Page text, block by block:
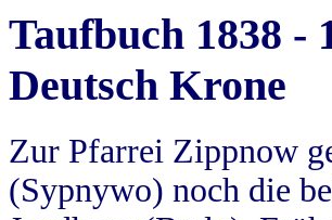
Taufbuch 1838
Deutsch Krone
Zur Pfarrei Zippnow
(Sypnywo) noch die